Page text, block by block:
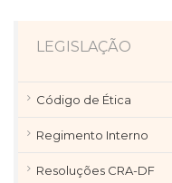
LEGISLAÇÃO
Código de Ética
Regimento Interno
Resoluções CRA-DF